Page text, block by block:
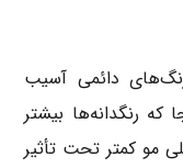
دائمی آسیب
که رنگدانه‌ها بیشتر
مو کمتر تحت تأثیر